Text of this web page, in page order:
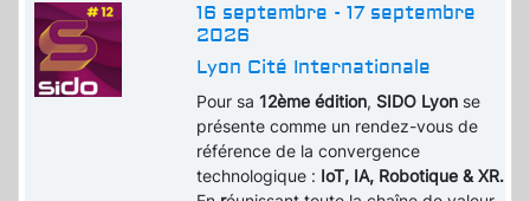
16 septembre - 17 septembre
2026
Lyon Cité Internationale
Pour sa12ème édition, SIDO Lyon se
présente comme un rendez-vous de
référence de la convergence
technologique : IoT, IA, Robotique & XR.